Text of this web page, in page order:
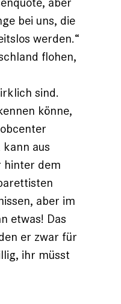
bei uns, die
werden.“
flohen,
sind.
könne,
aus
hinter dem
aber im
etwas! Das
er zwar für
ihr müsst